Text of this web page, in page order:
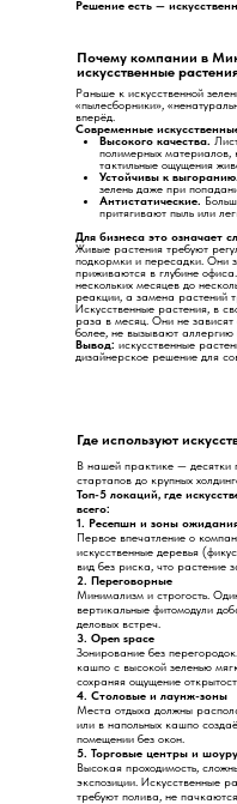
В нашей практике — десятки
стартапов до крупных
Топ-5 локаций, где
всего:
1. Ресепшн и зоны
Первое впечатление о
искусственные деревья
вид без риска, что растение
2. Переговорные
Минимализм и строгость.
вертикальные фитомодули
деловых встреч.
3. Open space
Зонирование без
кашпо с высокой зеленью
сохраняя ощущение
4. Столовые и лаунж-зоны
Места отдыха должны
или в напольных кашпо
помещении без окон.
5. Торговые центры и
Высокая проходимость,
экспозиции. Искусственные
требуют полива, не
Где используют
Раньше к искусственной
«пылесборники»,
вперёд.
Современные
Высокого качества.
полимерных материалов,
тактильные ощущения
Устойчивы к выгоранию.
зелень даже при
Антистатические.
притягивают пыль или
Для бизнеса это означает
Живые растения требуют
подкормки и пересадки. Они
приживаются в глубине
нескольких месяцев до
реакции, а замена растений
Искусственные растения, в
раза в месяц. Они не
более, не вызывают аллергию
Вывод: искусственные
дизайнерское решение для
Почему компании в
искусственные
Решение есть —